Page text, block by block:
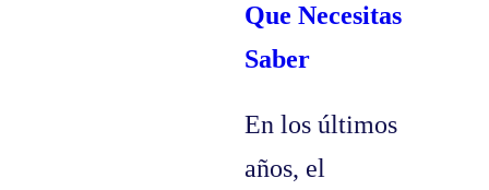
Que Necesitas
Saber
En los últimos
años, el